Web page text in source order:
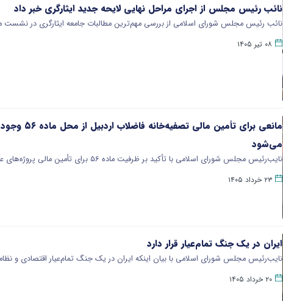
نائب رئیس مجلس از اجرای مراحل نهایی لایحه جدید ایثارگری خبر داد
نائب رئیس مجلس شورای اسلامی از بررسی مهم‌ترین مطالبات جامعه ایثارگری در نشست
۰۸ تیر ۱۴۰۵
مانعی
می‌شود
نایب‌رئیس مجلس شورای اسلامی با تأکید بر ظرفیت ماده ۵۶ برای تأمین مالی پروژه‌های عمرانی و زیربنایی گفت: در صورت پیگیری…
۲۳ خرداد ۱۴۰۵
ایران در یک جنگ تمام‌عیار قرار دارد
نایب‌رئیس مجلس شورای اسلامی با بیان اینکه ایران در یک جنگ تمام‌عیار اقتصادی و نظامی
۲۰ خرداد ۱۴۰۵